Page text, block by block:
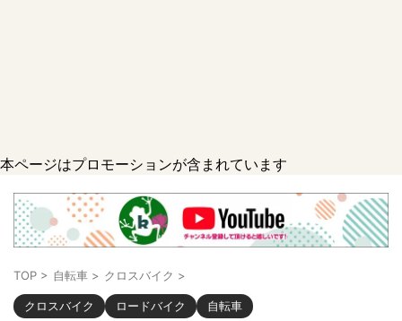
本ページはプロモーションが含まれています
TOP > 自転車 > クロスバイク >
クロスバイク ロードバイク 自転車